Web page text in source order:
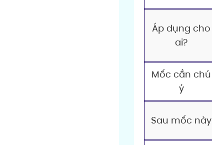
Áp dụng cho
ai?
Mốc cần chú
ý
Sau mốc này